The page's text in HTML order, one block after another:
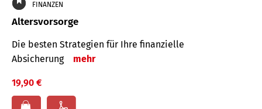
FINANZEN
Altersvorsorge
Die besten Strategien für Ihre finanzielle
Absicherung
mehr
19,90 €